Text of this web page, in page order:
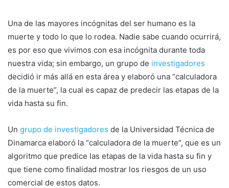
Una de las mayores incógnitas del ser humano es la
muerte y todo lo que lo rodea. Nadie sabe cuando ocurrirá,
es por eso que vivimos con esa incógnita durante toda
nuestra vida; sin embargo, un grupo de investigadores
decidió ir más allá en esta área y elaboró una “calculadora
de la muerte”, la cual es capaz de predecir las etapas de la
vida hasta su fin.
Un grupo de investigadores de la Universidad Técnica de
Dinamarca elaboró la “calculadora de la muerte”, que es un
algoritmo que predice las etapas de la vida hasta su fin y
que tiene como finalidad mostrar los riesgos de un uso
comercial de estos datos.